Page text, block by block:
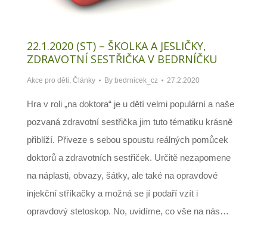
22.1.2020 (ST) – ŠKOLKA A JESLIČKY,
ZDRAVOTNÍ SESTŘIČKA V BEDRNÍČKU
Akce pro děti, Články By bedrnicek_cz 27.2.2020
Hra v roli „na doktora“ je u dětí velmi populární a naše
pozvaná zdravotní sestřička jim tuto tématiku krásně
přiblíží. Přiveze s sebou spoustu reálných pomůcek
doktorů a zdravotních sestřiček. Určitě nezapomene
na náplasti, obvazy, šátky, ale také na opravdové
injekční stříkačky a možná se jí podaří vzít i
opravdový stetoskop. No, uvidíme, co vše na nás…